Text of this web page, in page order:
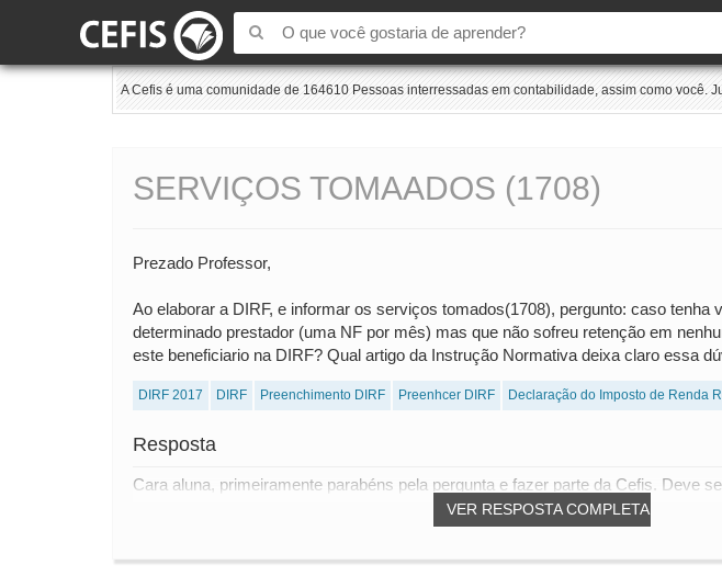
A Cefis é uma comunidade de 164610 Pessoas interressadas em contabilidade, assim como você.
SERVIÇOS TOMAADOS (1708)
Prezado Professor,
Ao elaborar a DIRF, e informar os serviços tomados(1708), pergunto: caso tenha
determinado prestador (uma NF por mês) mas que não sofreu retenção em
este beneficiario na DIRF? Qual artigo da Instrução Normativa deixa claro essa
DIRF 2017 DIRF Preenchimento DIRF Preenhcer DIRF
Declaração do Imposto de Renda
Resposta
VER RESPOSTA COMPLETA
Cara aluna, primeiramente parabéns pela pergunta e fazer parte da Cefis. Deve